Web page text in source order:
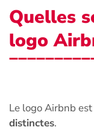
Quelles
logo
Le logo Airbnb
distinctes.